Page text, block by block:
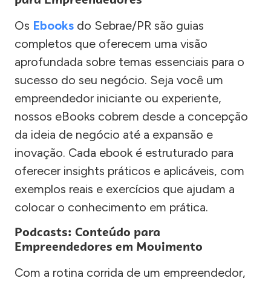
Os Ebooks do Sebrae/PR são guias
completos que oferecem uma visão
aprofundada sobre temas essenciais para o
sucesso do seu negócio. Seja você um
empreendedor iniciante ou experiente,
nossos eBooks cobrem desde a concepção
da ideia de negócio até a expansão e
inovação. Cada ebook é estruturado para
oferecer insights práticos e aplicáveis, com
exemplos reais e exercícios que ajudam a
colocar o conhecimento em prática.
Podcasts: Conteúdo para
Empreendedores em Movimento
Com a rotina corrida de um empreendedor,